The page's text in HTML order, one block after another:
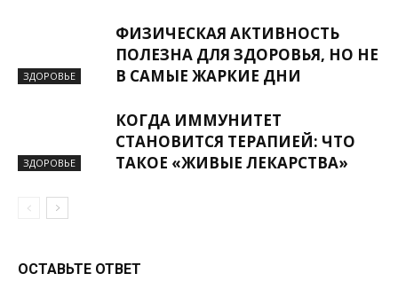
ЗДОРОВЬЕ
ФИЗИЧЕСКАЯ АКТИВНОСТЬ
ПОЛЕЗНА ДЛЯ ЗДОРОВЬЯ, НО НЕ
В САМЫЕ ЖАРКИЕ ДНИ
ЗДОРОВЬЕ
КОГДА ИММУНИТЕТ
СТАНОВИТСЯ ТЕРАПИЕЙ: ЧТО
ТАКОЕ «ЖИВЫЕ ЛЕКАРСТВА»
ОСТАВЬТЕ ОТВЕТ